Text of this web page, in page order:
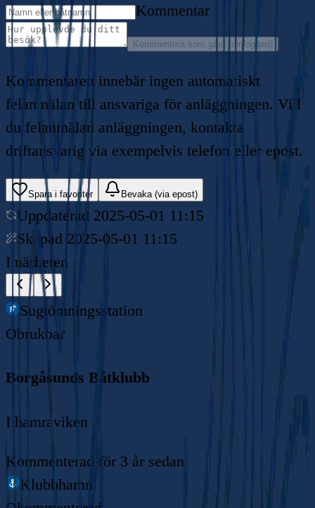
Kommentar
Kommentera som gäst (oinloggad)
Kommentaren innebär ingen automatiskt
felanmälan till ansvariga för anläggningen. Vill
du felanmälan anläggningen, kontakta
driftansvarig via exempelvis telefon eller epost.
Spara i favoriter Bevaka (via epost)
Uppdaterad 2025-05-01 11:15
Skapad 2025-05-01 11:15
I närheten
Sugtömningsstation
Obrukbar
Borgåsunds Båtklubb
I hamraviken
Kommenterad för 3 år sedan
Klubbhamn